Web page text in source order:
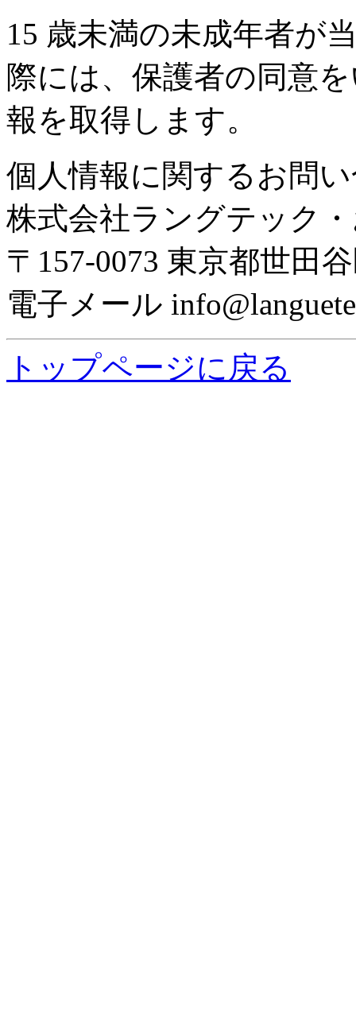
15 歳未満の未成年者が
際には、保護者の同意
報を取得します。
個人情報に関するお問
株式会社ラングテック
〒157-0073 東京都世田
電子メール
トップページに戻る